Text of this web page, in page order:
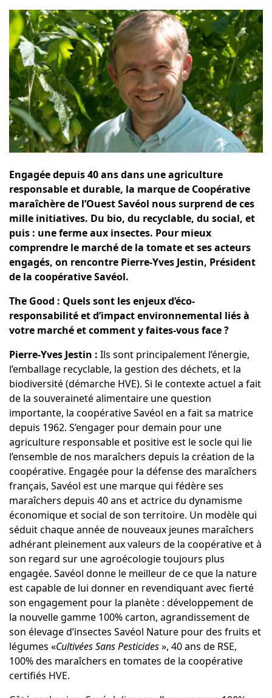
Engagée depuis 40 ans dans une agriculture
responsable et durable, la marque de Coopérative
maraîchère de l’Ouest Savéol nous surprend de ces
mille initiatives. Du bio, du recyclable, du social, et
puis : une ferme aux insectes. Pour mieux
comprendre le marché de la tomate et ses acteurs
engagés, on rencontre Pierre-Yves Jestin, Président
de la coopérative Savéol.
The Good : Quels sont les enjeux d’éco-
responsabilité et d’impact environnemental liés à
votre marché et comment y faites-vous face ?
Pierre-Yves Jestin : Ils sont principalement l’énergie,
l’emballage recyclable, la gestion des déchets, et la
biodiversité(démarche HVE). Si le contexte actuel a fait
de la souveraineté alimentaire une question
importante, la coopérative Savéol en a fait sa matrice
depuis 1962. S’engager pour demain pour une
agriculture responsable et positive est le socle qui lie
l’ensemble de nos maraîchers depuis la création de la
coopérative. Engagée pour la défense des maraîchers
français, Savéol est une marque qui fédère ses
maraîchers depuis 40 ans et actrice du dynamisme
économique et social de son territoire. Un modèle qui
séduit chaque année de nouveaux jeunes maraîchers
adhérant pleinement aux valeurs de la coopérative et à
son regard sur une agroécologie toujours plus
engagée. Savéol donne le meilleur de ce que la nature
est capable de lui donner en revendiquant avec fierté
son engagement pour la planète : développement de
la nouvelle gamme 100% carton, agrandissement de
son élevage d’insectes Savéol Nature pour des fruits et
légumes «Cultivées Sans Pesticides», 40 ans de RSE,
100% des maraîchers en tomates de la coopérative
certifiés HVE.